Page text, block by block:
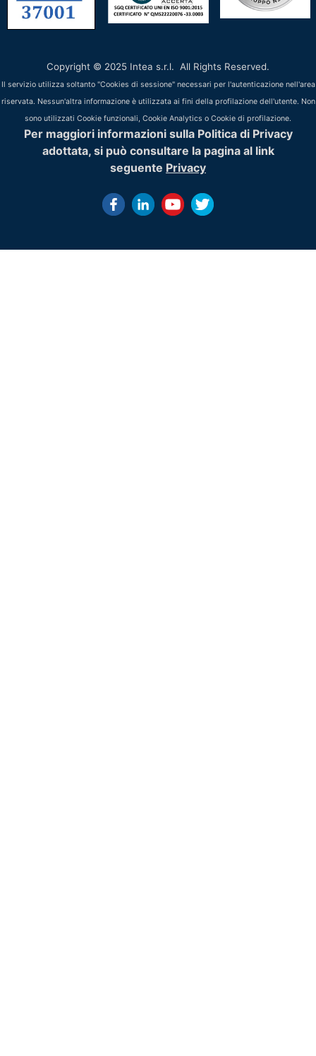
Copyright © 2025 Intea s.r.l. All Rights Reserved.
Il servizio utilizza soltanto "Cookies di sessione" necessari per l'autenticazione nell'area
riservata. Nessun'altra informazione è utilizzata ai fini della profilazione dell'utente. Non
sono utilizzati Cookie funzionali, Cookie Analytics o Cookie di profilazione.
Per maggiori informazioni sulla Politica di Privacy
adottata, si può consultare la pagina al link
seguente Privacy